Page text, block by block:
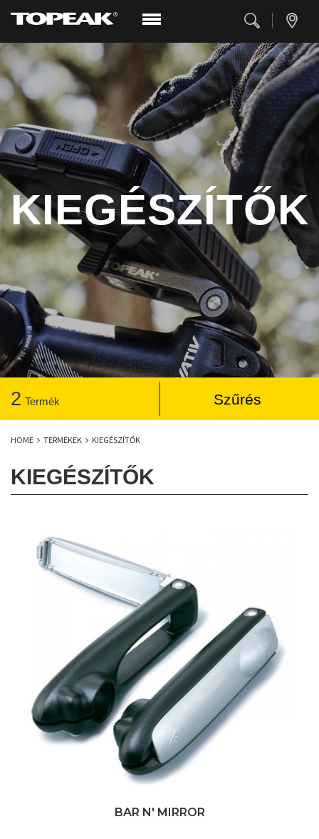
KIEGÉSZÍTŐK
2 Termék Szűrés
HOME TERMÉKEK KIEGÉSZÍTŐK
KIEGÉSZÍTŐK
BAR N' MIRROR